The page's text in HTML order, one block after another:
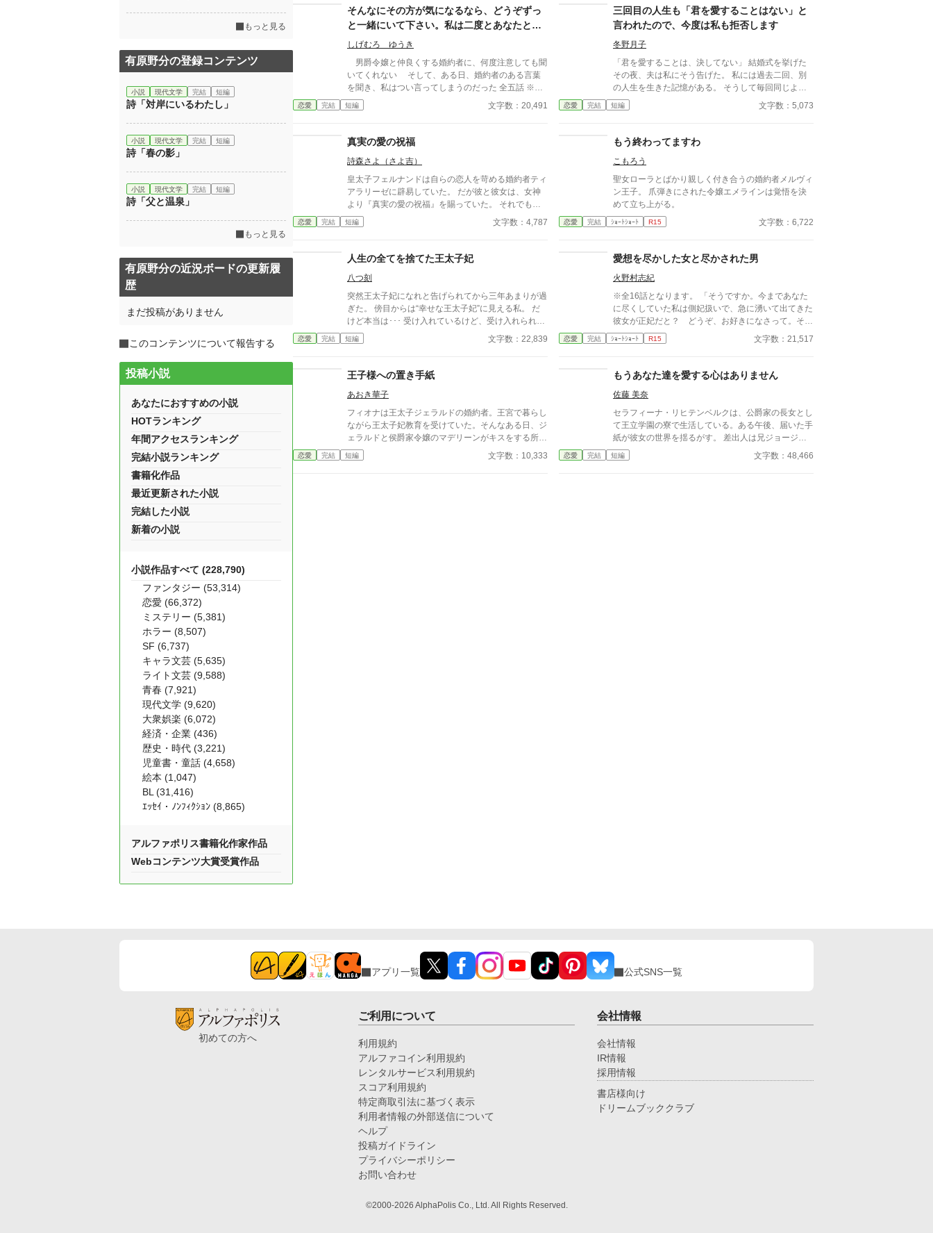
そんなにその方が気になるなら、どうぞずっ
と一緒にいて下さい。私は二度とあなたとは
関わりませんので……。
しげむろ ゆうき
男爵令嬢と仲良くする婚約者に、何度注意しても聞
いてくれない そして、ある日、婚約者のある言葉
を聞き、私はつい言ってしまうのだった 全五話 ※ホ
ラー無し
恋愛 完結 短編 文字数：20,491
三回目の人生も「君を愛することはない」と
言われたので、今度は私も拒否します
冬野月子
「君を愛することは、決してない」 結婚式を挙げた
その夜、夫は私にそう告げた。 私には過去二回、別
の人生を生きた記憶がある。 そうして毎回同じよう
に言われてきた。 逃げた一回目、我慢した二回目。
いずれも上手くいかなかった。 だから今回は。
恋愛 完結 短編 文字数：5,073
真実の愛の祝福
詩森さよ（さよ吉）
皇太子フェルナンドは自らの恋人を苛める婚約者ティ
アラリーゼに辟易していた。 だが彼と彼女は、女神
より『真実の愛の祝福』を賜っていた。 それでも強
硬に婚約解消を願った彼は……。 カクヨム、小説家
になろうにも掲載。 筆者は体調不良なことも多く、
どうぞよろしくお願いいたします。
恋愛 完結 短編 文字数：4,787
もう終わってますわ
こもろう
聖女ローラとばかり親しく付き合うの婚約者メルヴィ
ン王子。 爪弾きにされた令嬢エメラインは覚悟を決
めて立ち上がる。
恋愛 完結 ｼｮｰﾄｼｮｰﾄ R15 文字数：6,722
人生の全てを捨てた王太子妃
八つ刻
突然王太子妃になれと告げられてから三年あまりが過
ぎた。 傍目からは“幸せな王太子妃”に見える私。 だ
けど本当は･･･ 受け入れているけど、受け入れられな
い王太子妃と彼女を取り巻く人々の話。 ※※※幸せ
な話とは言い難いです※※※ タグをよく見て読んで
が駄目な方も)はブラウザバックをお勧めします。 ※
本編六話＋番外編六話の全十二話。 ※番外編の王太
子視点はヤンデレ注意報が発令されています。
恋愛 完結 短編 文字数：22,839
愛想を尽かした女と尽かされた男
火野村志紀
※全16話となります。 「そうですか。今まであなた
に尽くしていた私は側妃扱いで、急に湧いて出てきた
彼女が正妃だと？ どうぞ、お好きになさって。その
代わり私も好きにしますので」
恋愛 完結 ｼｮｰﾄｼｮｰﾄ R15 文字数：21,517
王子様への置き手紙
あおき華子
フィオナは王太子ジェラルドの婚約者。王宮で暮らし
ながら王太子妃教育を受けていた。そんなある日、ジ
ェラルドと侯爵家令嬢のマデリーンがキスをする所を
目撃してしまう。ショックを受けたフィオナは自ら修
道院に行くことを決意し、護衛騎士のエルマーととも
恋愛 完結 短編 文字数：10,333
もうあなた達を愛する心はありません
佐藤 美奈
セラフィーナ・リヒテンベルクは、公爵家の長女とし
て王立学園の寮で生活している。ある午後、届いた手
紙が彼女の世界を揺るがす。 差出人は兄ジョージ
で、内容は母イリスが兄の妻エレーヌをいびっている
というものだった。最初は信じられなかったが、手紙
恋愛 完結 短編 文字数：48,466
もっと見る
有原野分の登録コンテンツ
小説 現代文学 完結 短編
詩「対岸にいるわたし」
小説 現代文学 完結 短編
詩「春の影」
小説 現代文学 完結 短編
詩「父と温泉」
もっと見る
有原野分の近況ボードの更新履
歴
まだ投稿がありません
このコンテンツについて報告する
投稿小説
あなたにおすすめの小説
HOTランキング
年間アクセスランキング
完結小説ランキング
書籍化作品
最近更新された小説
完結した小説
新着の小説
小説作品すべて (228,790)
ファンタジー (53,314)
恋愛 (66,372)
ミステリー (5,381)
ホラー (8,507)
SF (6,737)
キャラ文芸 (5,635)
ライト文芸 (9,588)
青春 (7,921)
現代文学 (9,620)
大衆娯楽 (6,072)
経済・企業 (436)
歴史・時代 (3,221)
児童書・童話 (4,658)
絵本 (1,047)
BL (31,416)
ｴｯｾｲ・ﾉﾝﾌｨｸｼｮﾝ (8,865)
アルファポリス書籍化作家作品
Webコンテンツ大賞受賞作品
アプリ一覧 公式SNS一覧
初めての方へ
ご利用について
利用規約
アルファコイン利用規約
レンタルサービス利用規約
スコア利用規約
特定商取引法に基づく表示
利用者情報の外部送信について
ヘルプ
投稿ガイドライン
プライバシーポリシー
お問い合わせ
会社情報
会社情報
IR情報
採用情報
書店様向け
ドリームブッククラブ
©2000-2026 AlphaPolis Co., Ltd. All Rights Reserved.